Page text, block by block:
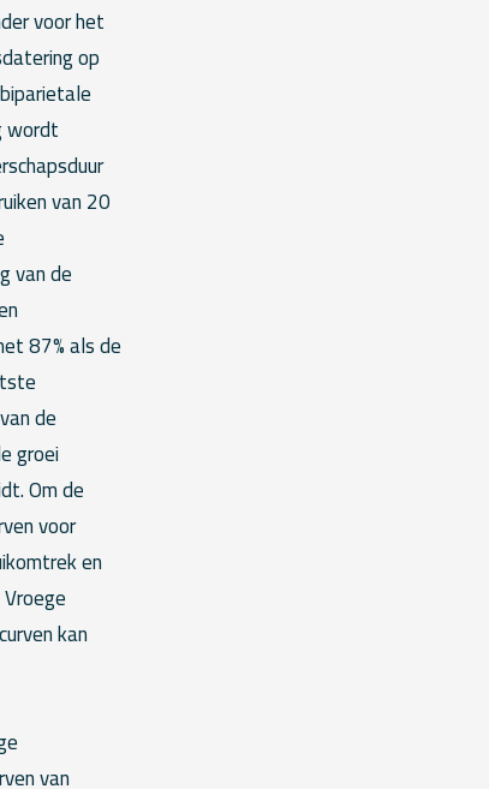
voor het
op
wordt
van 20
van de
87% als de
de
groei
Om de
voor
en
kan
van